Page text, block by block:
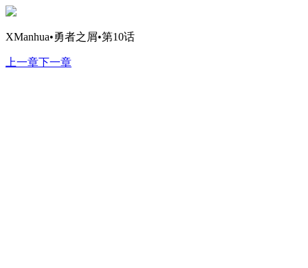
XManhua•勇者之屑•第10话
上一章下一章